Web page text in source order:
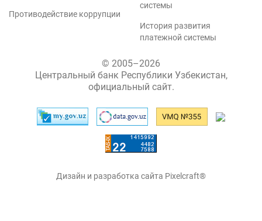
Противодействие коррупции
системы
История развития
платежной системы
© 2005–2026
Центральный банк Республики Узбекистан,
официальный сайт.
Дизайн и разработка сайта Pixelcraft®